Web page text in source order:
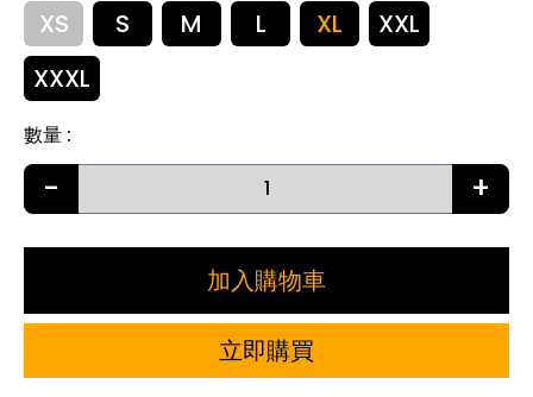
數量 :
- +
XS S M L XL
XXL
XXXL
加入購物車
立即購買